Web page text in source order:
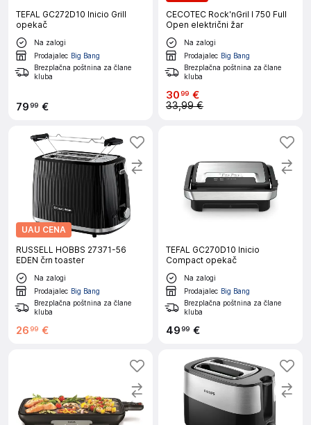
TEFAL GC272D10 Inicio Grill
opekač
Na zalogi
Prodajalec Big Bang
Brezplačna poštnina za člane
kluba
7999 €
CECOTEC Rock'nGril l 750 Full
Open električni žar
Na zalogi
Prodajalec Big Bang
Brezplačna poštnina za člane
kluba
3099 €
33,99 €
UAU CENA
RUSSELL HOBBS 27371-56
EDEN črn toaster
Na zalogi
Prodajalec Big Bang
Brezplačna poštnina za člane
kluba
26 99 €
TEFAL GC270D10 Inicio
Compact opekač
Na zalogi
Prodajalec Big Bang
Brezplačna poštnina za člane
kluba
4999 €